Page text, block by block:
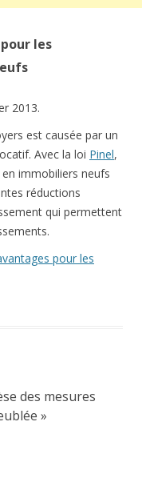
les
2013.
est causée par un
Avec la loi Pinel,
en immobiliers neufs
réductions
qui permettent
pour les
des mesures
»